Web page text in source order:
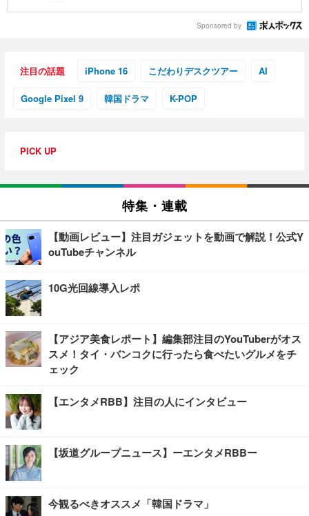
Sponsored by
注目の話題 iPhone 16 こだわりデスクツアー AI
Google Pixel 9 韓国ドラマ K-POP
PICK UP
特集・連載
【動画レビュー】注目ガジェットを動画で解説！公式Y
ouTubeチャンネル
10G光回線導入レポ
【アジア美食レポート】編集部注目のYouTuberがオス
スメ！タイ・バンコクに行ったら食べたいグルメをチ
ェック
【エンタメRBB】注目の人にインタビュー
【坂道グループニュース】ーエンタメRBBー
今観るべきオススメ「韓国ドラマ」